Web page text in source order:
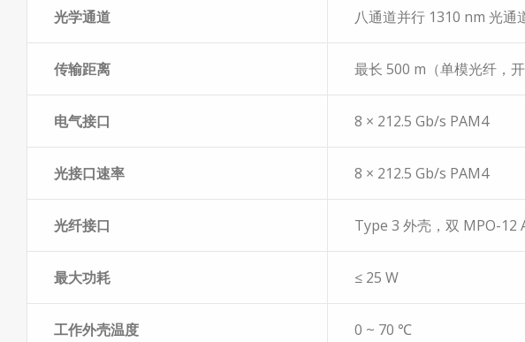
光学通道 八通道并行 1310 nm 光通
传输距离 最长 500 m（单模光纤，开
电气接口 8 × 212.5 Gb/s PAM4
光接口速率 8 × 212.5 Gb/s PAM4
光纤接口 Type 3 外壳，双 MPO-12
最大功耗 ≤ 25 W
工作外壳温度 0 ~ 70 ℃